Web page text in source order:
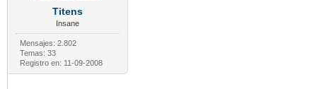
Titens
Insane
Mensajes: 2.802
Temas: 33
Registro en: 11-09-2008